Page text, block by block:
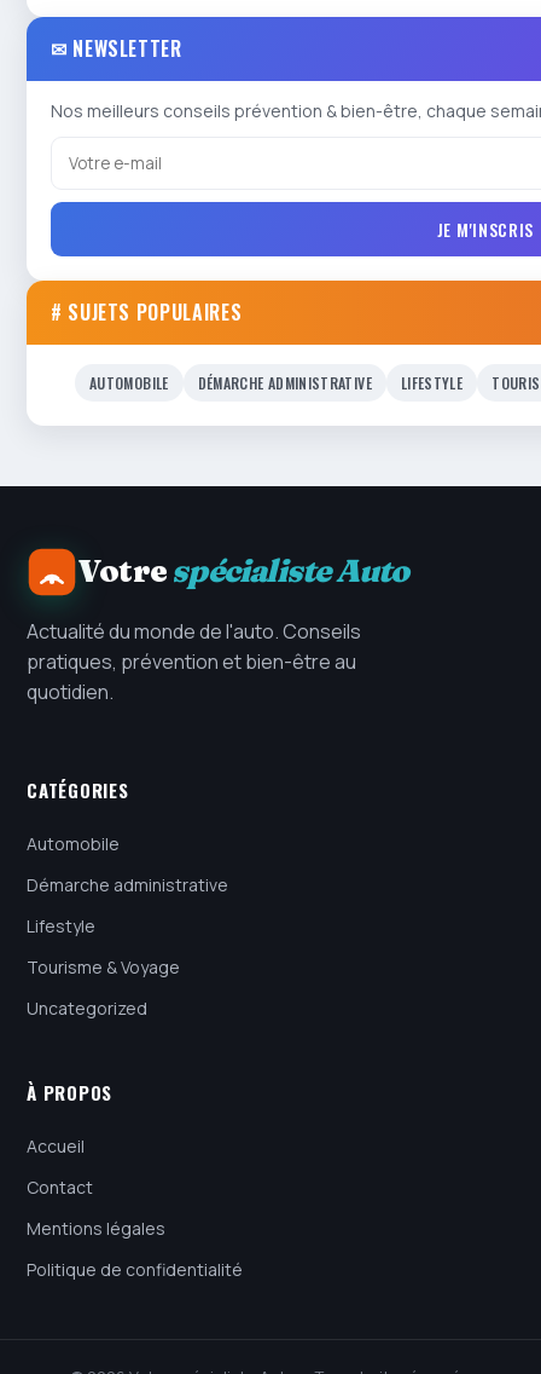
✉ NEWSLETTER
Nos meilleurs conseils prévention & bien-être, chaque
JE M'INSCRIS
# SUJETS POPULAIRES
AUTOMOBILE DÉMARCHE ADMINISTRATIVE LIFESTYLE
Votrespécialiste Auto
Actualité du monde de l'auto. Conseils
pratiques, prévention et bien-être au
quotidien.
CATÉGORIES
Automobile
Démarche administrative
Lifestyle
Tourisme & Voyage
Uncategorized
À PROPOS
Accueil
Contact
Mentions légales
Politique de confidentialité